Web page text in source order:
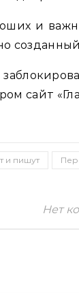
и
сайт
и пишут
Нет